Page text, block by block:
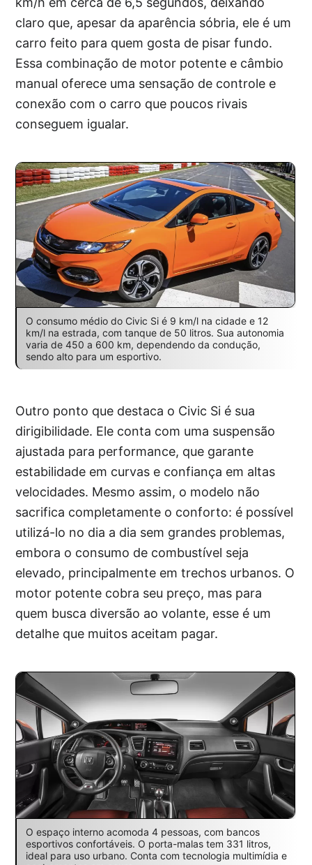
claro que, apesar da aparência sóbria, ele é um
carro feito para quem gosta de pisar fundo.
Essa combinação de motor potente e câmbio
manual oferece uma sensação de controle e
conexão com o carro que poucos rivais
conseguem igualar.
O consumo médio do Civic Si é 9 km/l na cidade e 12
km/l na estrada, com tanque de 50 litros. Sua autonomia
varia de 450 a 600 km, dependendo da condução,
sendo alto para um esportivo.
Outro ponto que destaca o Civic Si é sua
dirigibilidade. Ele conta com uma suspensão
ajustada para performance, que garante
estabilidade em curvas e confiança em altas
velocidades. Mesmo assim, o modelo não
sacrifica completamente o conforto: é possível
utilizá-lo no dia a dia sem grandes problemas,
embora o consumo de combustível seja
elevado, principalmente em trechos urbanos. O
motor potente cobra seu preço, mas para
quem busca diversão ao volante, esse é um
detalhe que muitos aceitam pagar.
O espaço interno acomoda 4 pessoas, com bancos
esportivos confortáveis. O porta-malas tem 331 litros,
ideal para uso urbano. Conta com tecnologia multimídia e